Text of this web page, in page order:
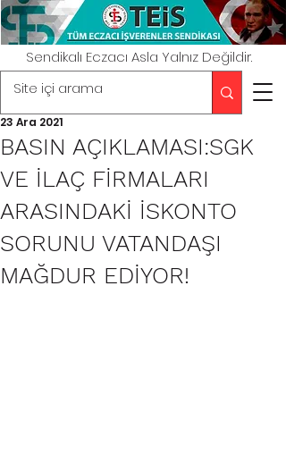
Sendikalı Eczacı Asla Yalnız Değildir.
BASIN AÇIKLAMASI:SGK
VE İLAÇ FİRMALARI
ARASINDAKİ İSKONTO
SORUNU VATANDAŞI
MAĞDUR EDİYOR!
23 Ara 2021